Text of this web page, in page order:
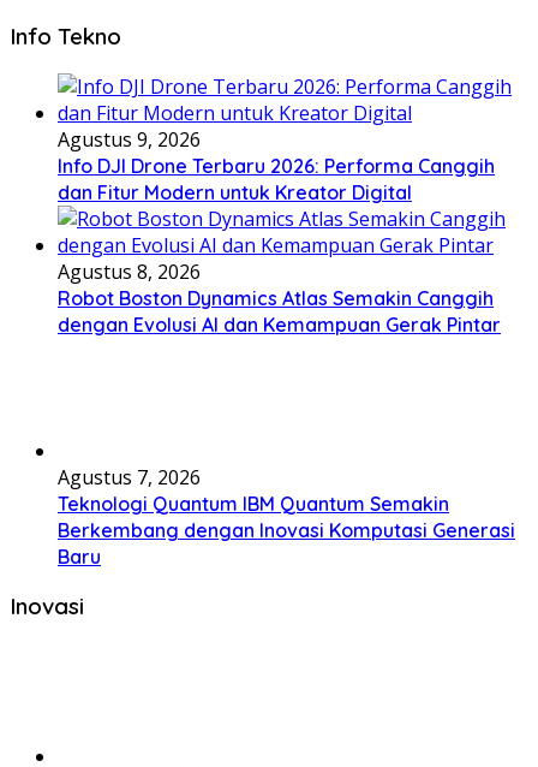
Info Tekno
Agustus 9, 2026
Info DJI Drone Terbaru 2026: Performa Canggih
dan Fitur Modern untuk Kreator Digital
Agustus 8, 2026
Robot Boston Dynamics Atlas Semakin Canggih
dengan Evolusi AI dan Kemampuan Gerak Pintar
Agustus 7, 2026
Teknologi Quantum IBM Quantum Semakin
Berkembang dengan Inovasi Komputasi Generasi
Baru
Inovasi